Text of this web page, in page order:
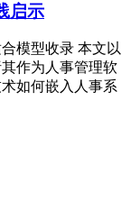
启示
模型收录 本文以
作为人事管理软
如何嵌入人事系